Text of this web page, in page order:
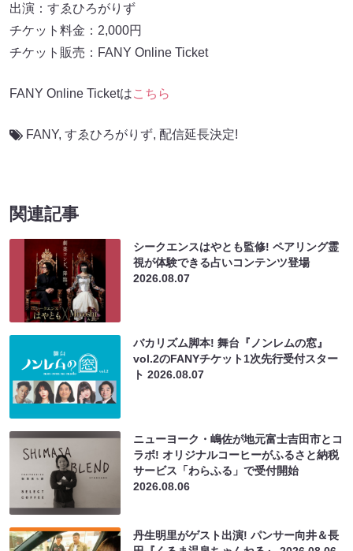
出演：すゑひろがりず
チケット料金：2,000円
チケット販売：FANY Online Ticket
FANY Online Ticketはこちら
FANY, すゑひろがりず, 配信延長決定!
関連記事
シークエンスはやとも監修! ペアリング霊
視が体験できる占いコンテンツ登場
2026.08.07
バカリズム脚本! 舞台『ノンレムの窓』
vol.2のFANYチケット1次先行受付スター
ト2026.08.07
ニューヨーク・嶋佐が地元富士吉田市とコ
ラボ! オリジナルコーヒーがふるさと納税
サービス「わらふる」で受付開始
2026.08.06
丹生明里がゲスト出演! パンサー向井＆長